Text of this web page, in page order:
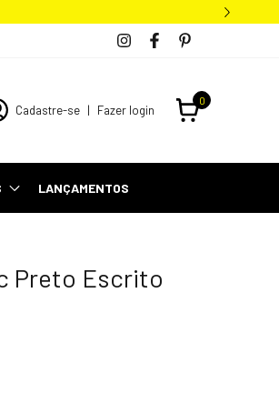
Cadastre-se | Fazer login
0
LANÇAMENTOS
Preto Escrito